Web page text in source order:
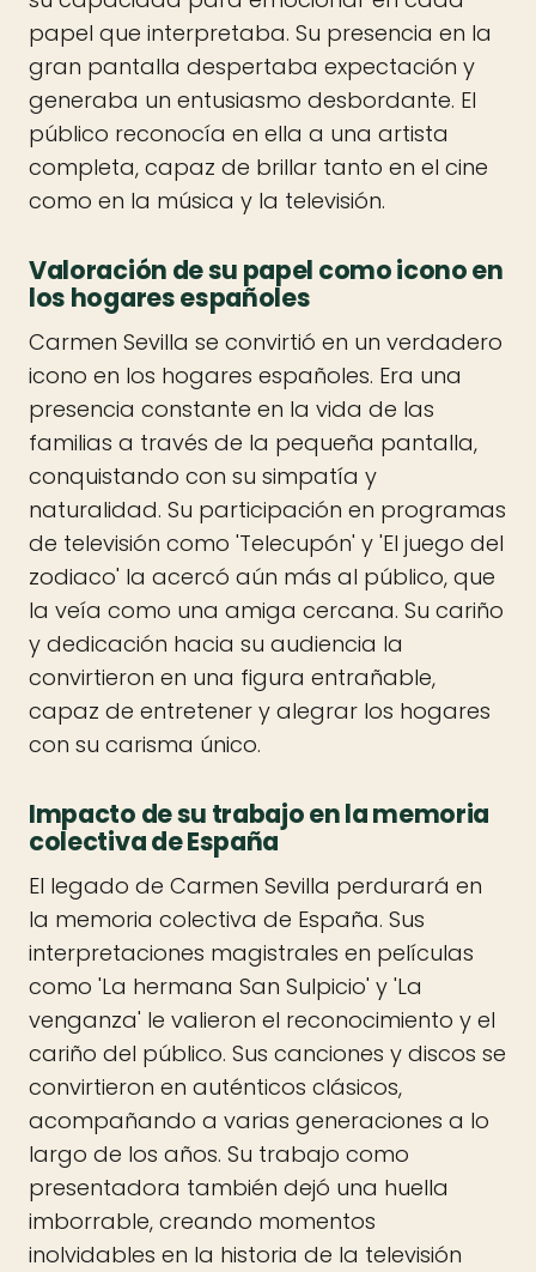
papel que interpretaba. Su presencia en la
gran pantalla despertaba expectación y
generaba un entusiasmo desbordante. El
público reconocía en ella a una artista
completa, capaz de brillar tanto en el cine
como en la música y la televisión.
Valoración de su papel como icono en
los hogares españoles
Carmen Sevilla se convirtió en un verdadero
icono en los hogares españoles. Era una
presencia constante en la vida de las
familias a través de la pequeña pantalla,
conquistando con su simpatía y
naturalidad. Su participación en programas
de televisión como 'Telecupón' y 'El juego del
zodiaco' la acercó aún más al público, que
la veía como una amiga cercana. Su cariño
y dedicación hacia su audiencia la
convirtieron en una figura entrañable,
capaz de entretener y alegrar los hogares
con su carisma único.
Impacto de su trabajo en la memoria
colectiva de España
El legado de Carmen Sevilla perdurará en
la memoria colectiva de España. Sus
interpretaciones magistrales en películas
como 'La hermana San Sulpicio' y 'La
venganza' le valieron el reconocimiento y el
cariño del público. Sus canciones y discos se
convirtieron en auténticos clásicos,
acompañando a varias generaciones a lo
largo de los años. Su trabajo como
presentadora también dejó una huella
imborrable, creando momentos
inolvidables en la historia de la televisión